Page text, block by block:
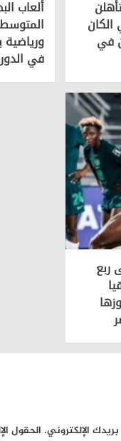
في
ألعاب
في
ربع
الإلكتروني. الحقول